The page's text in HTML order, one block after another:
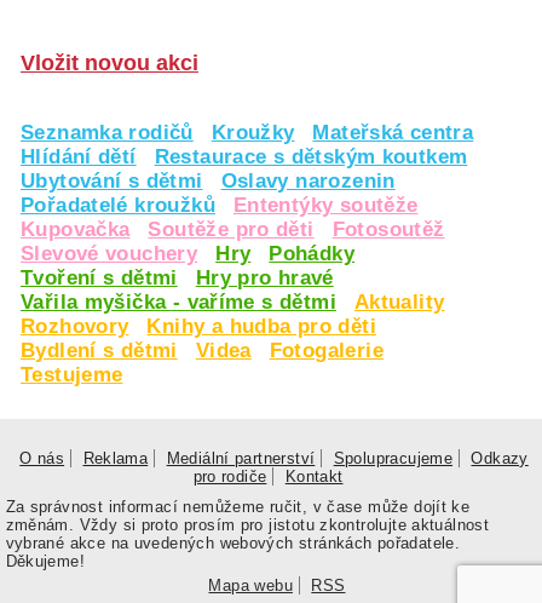
Vložit novou akci
Seznamka rodičů Kroužky
Mateřská centra
Hlídání dětí
Restaurace s dětským koutkem
Ubytování s dětmi
Oslavy narozenin
Pořadatelé kroužků
Ententýky soutěže
Kupovačka
Soutěže pro děti
Fotosoutěž
Slevové vouchery
Hry
Pohádky
Tvoření s dětmi
Hry pro hravé
Vařila myšička - vaříme s dětmi
Aktuality
Rozhovory
Knihy a hudba pro děti
Bydlení s dětmi
Videa
Fotogalerie
Testujeme
O nás Reklama Mediální partnerství Spolupracujeme
Odkazy
pro rodiče
Kontakt
Za správnost informací nemůžeme ručit, v čase může dojít ke
změnám. Vždy si proto prosím pro jistotu zkontrolujte aktuálnost
vybrané akce na uvedených webových stránkách pořadatele.
Děkujeme!
Mapa webu
RSS